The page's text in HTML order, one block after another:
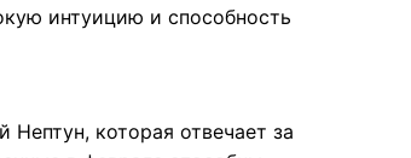
интуицию и способность
Нептун, которая отвечает за